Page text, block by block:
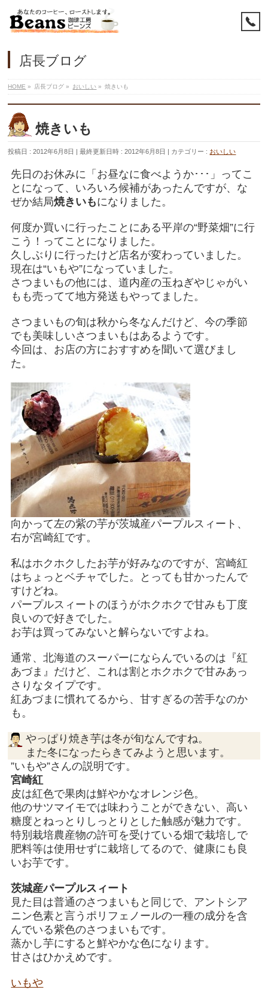
店長ブログ
HOME » 店長ブログ » おいしい » 焼きいも
焼きいも
投稿日 : 2012年6月8日 最終更新日時 : 2012年6月8日 カテゴリー : おいしい
先日のお休みに「お昼なに食べようか･･･」ってこ
とになって、いろいろ候補があったんですが、な
ぜか結局焼きいもになりました。
何度か買いに行ったことにある平岸の“野菜畑”に行
こう！ってことになりました。
久しぶりに行ったけど店名が変わっていました。
現在は“いもや”になっていました。
さつまいもの他には、道内産の玉ねぎやじゃがい
もも売ってて地方発送もやってました。
さつまいもの旬は秋から冬なんだけど、今の季節
でも美味しいさつまいもはあるようです。
今回は、お店の方におすすめを聞いて選びまし
た。
向かって左の紫の芋が茨城産パープルスィート、
右が宮崎紅です。
私はホクホクしたお芋が好みなのですが、宮崎紅
はちょっとベチャでした。とっても甘かったんで
すけどね。
パープルスィートのほうがホクホクで甘みも丁度
良いので好きでした。
お芋は買ってみないと解らないですよね。
通常、北海道のスーパーにならんでいるのは『紅
あづま』だけど、これは割とホクホクで甘みあっ
さりなタイプです。
紅あづまに慣れてるから、甘すぎるの苦手なのか
も。
やっぱり焼き芋は冬が旬なんですね。
また冬になったらきてみようと思います。
”いもや”さんの説明です。
宮崎紅
皮は紅色で果肉は鮮やかなオレンジ色。
他のサツマイモでは味わうことができない、高い
糖度とねっとりしっとりとした触感が魅力です。
特別栽培農産物の許可を受けている畑で栽培しで
肥料等は使用せずに栽培してるので、健康にも良
いお芋です。
茨城産パープルスィート
見た目は普通のさつまいもと同じで、アントシア
ニン色素と言うポリフェノールの一種の成分を含
んでいる紫色のさつまいもです。
蒸かし芋にすると鮮やかな色になります。
甘さはひかえめです。
いもや